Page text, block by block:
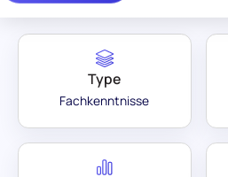
Type
Fachkenntnisse